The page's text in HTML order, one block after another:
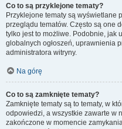
Co to są przyklejone tematy?
Przyklejone tematy są wyświetlane
przeglądu tematów. Często są one
tylko jest to możliwe. Podobnie, jak
globalnych ogłoszeń, uprawnienia
administratora witryny.
Na górę
Co to są zamknięte tematy?
Zamknięte tematy są to tematy, w
odpowiedzi, a wszystkie zawarte w
zakończone w momencie